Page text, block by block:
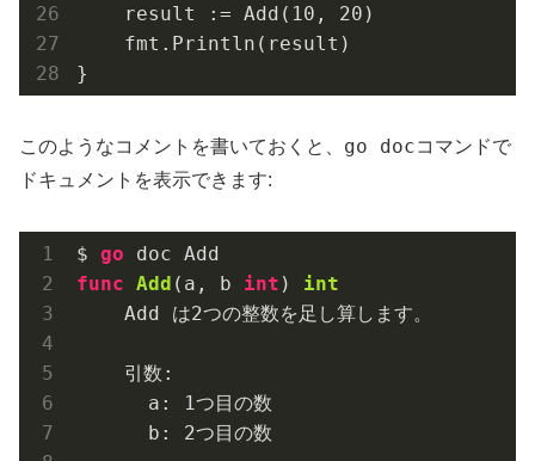
    result := Add(
10 , 20 )
    fmt.Println(result)
このようなコメントを書いておくと、 go docコマンドで
ドキュメントを表示できます:
$ go
func Add (a, b int )
int
    Add は
2つの整数を足し算します。
    引数:
      a:
1つ目の数
      b:
2つ目の数